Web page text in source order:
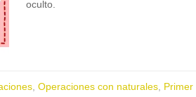
oculto.
Operaciones con naturales Primer